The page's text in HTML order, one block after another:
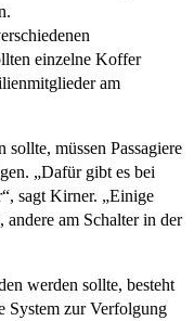
einzelne Koffer
am
müssen Passagiere
„Dafür gibt es bei
sagt Kirner. „Einige
andere am Schalter in der
werden sollte, besteht
System zur Verfolgung